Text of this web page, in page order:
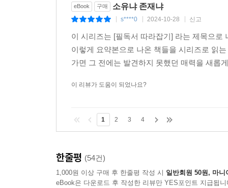
eBook 구매 소유냐 존재냐
s****0 2024-10-28 신고
이 시리즈는 [필독서 따라잡기] 라는 제목으
이렇게 요약본으로 나온 책들을 시리즈로 읽
가면 그 전에는 발견하지 못했던 매력을 새롭
이 리뷰가 도움이 되었나요?
1 2 3 4
한줄평 (54건)
1,000원 이상 구매 후 한줄평 작성 시 일반회원 50원, 마니
eBook은 다운로드 후 작성한 리뷰만 YES포인트 지급됩니